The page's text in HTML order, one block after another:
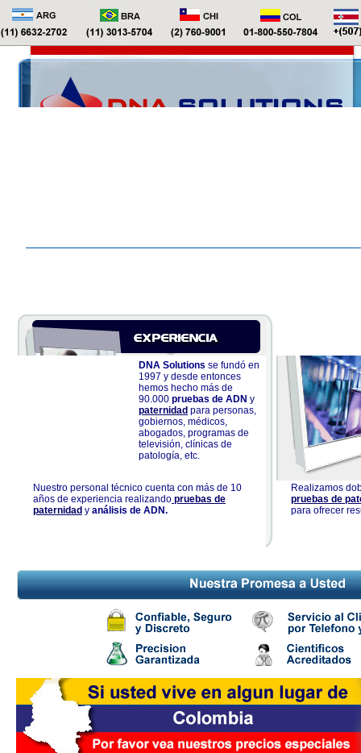
DNA Solutions se fundó en
1997 y desde entonces
hemos hecho más de
90.000 pruebas de ADN y
paternidad para personas,
gobiernos, médicos,
abogados, programas de
televisión, clínicas de
patología, etc.
Nuestro personal técnico cuenta con más de 10
años de experiencia realizando pruebas de
paternidad y análisis de ADN.
Realizamos
pruebas de
para ofrecer